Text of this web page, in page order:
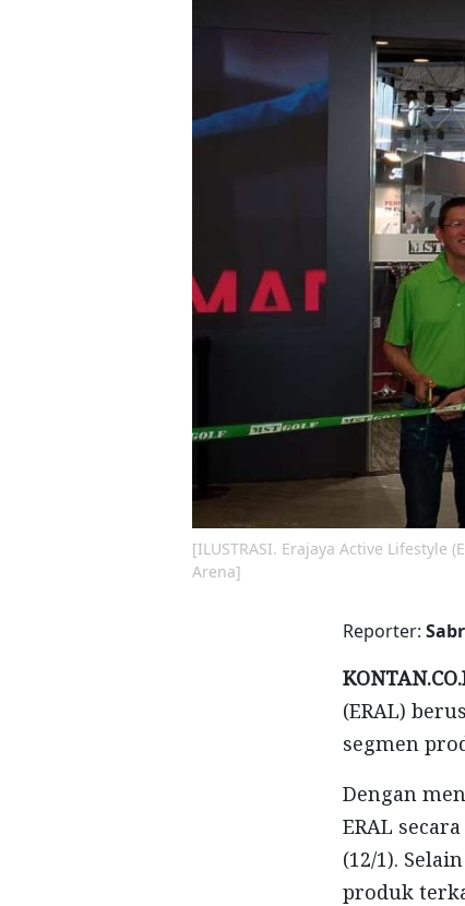
[ILUSTRASI. Erajaya Active Lifestyle
Arena]
Reporter:
(ERAL)
segmen
Dengan
ERAL
(12/1).
produk